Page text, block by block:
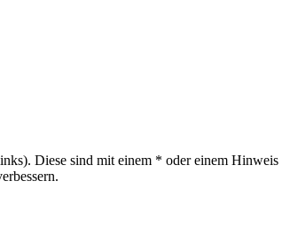
Diese sind mit einem * oder einem